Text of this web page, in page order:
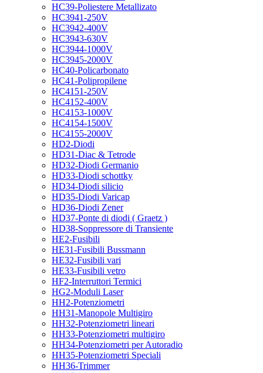
HC39-Poliestere Metallizato
HC3941-250V
HC3942-400V
HC3943-630V
HC3944-1000V
HC3945-2000V
HC40-Policarbonato
HC41-Polipropilene
HC4151-250V
HC4152-400V
HC4153-1000V
HC4154-1500V
HC4155-2000V
HD2-Diodi
HD31-Diac & Tetrode
HD32-Diodi Germanio
HD33-Diodi schottky
HD34-Diodi silicio
HD35-Diodi Varicap
HD36-Diodi Zener
HD37-Ponte di diodi ( Graetz )
HD38-Soppressore di Transiente
HE2-Fusibili
HE31-Fusibili Bussmann
HE32-Fusibili vari
HE33-Fusibili vetro
HF2-Interruttori Termici
HG2-Moduli Laser
HH2-Potenziometri
HH31-Manopole Multigiro
HH32-Potenziometri lineari
HH33-Potenziometri multigiro
HH34-Potenziometri per Autoradio
HH35-Potenziometri Speciali
HH36-Trimmer